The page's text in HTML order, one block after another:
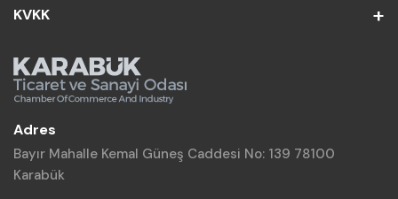
KVKK
Adres
Bayır Mahalle Kemal Güneş Caddesi No: 139 78100
Karabük